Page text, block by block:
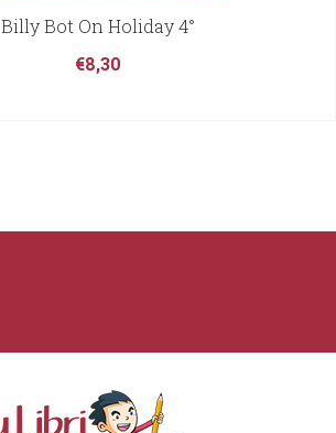
Billy Bot On Holiday 4°
€8,30